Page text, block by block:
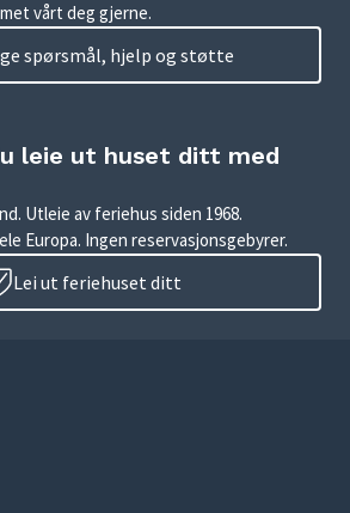
vårt deg gjerne.
spørsmål, hjelp og støtte
leie ut huset ditt med
Utleie av feriehus siden 1968.
Europa. Ingen reservasjonsgebyrer.
Lei ut feriehuset ditt